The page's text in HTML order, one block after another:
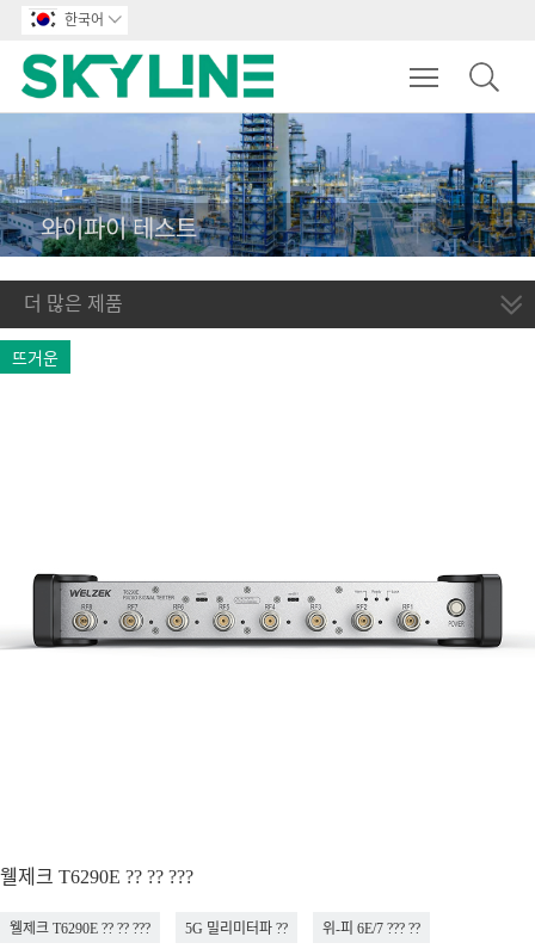
한국어 
Toggle
와이파이 테스트
더 많은 제품
뜨거운
웰제크 T6290E ?? ?? ???
웰제크 T6290E ?? ?? ??? 5G 밀리미터파 ?? 위-피 6E/7 ??? ??